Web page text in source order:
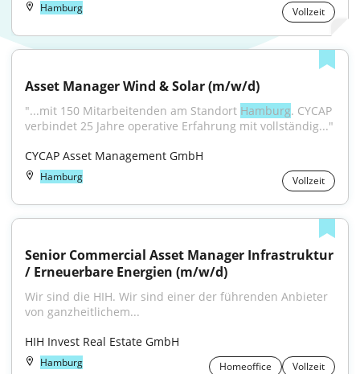
Hamburg Vollzeit
Asset Manager Wind & Solar (m/w/d)
"...mit 150 Mitarbeitenden am Standort Hamburg. CYCAP
verbindet 25 Jahre operative Erfahrung mit vollständig..."
CYCAP Asset Management GmbH
Hamburg Vollzeit
Senior Commercial Asset Manager Infrastruktur
/ Erneuerbare Energien (m/w/d)
Wir sind die HIH. Wir sind einer der füh­ren­den An­bie­ter
von ganz­heit­li­chem...
HIH Invest Real Estate GmbH
Hamburg Homeoffice Vollzeit